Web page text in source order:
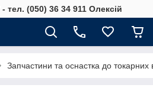
(050) 36 34 911 Олексій
Запчастини та оснастка до токарних